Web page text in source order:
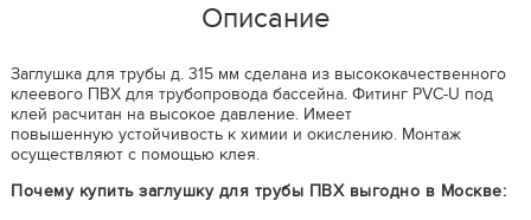
Описание
Заглушка для трубы д. 315 мм сделана из высококачественного
клеевого ПВХ для трубопровода бассейна. Фитинг PVC-U под
клей расчитан на высокое давление. Имеет
повышенную устойчивость к химии и окислению. Монтаж
осуществляют с помощью клея.
Почему купить заглушку для трубы ПВХ выгодно в Москве: